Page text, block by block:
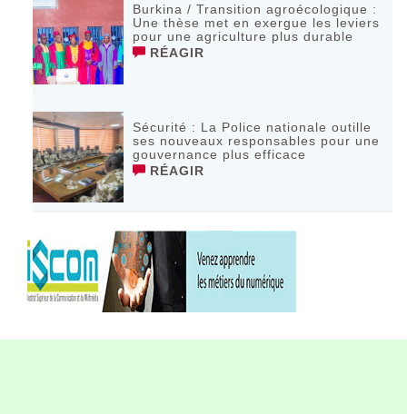
Burkina / Transition agroécologique :
Une thèse met en exergue les leviers
pour une agriculture plus durable
RÉAGIR
Sécurité : La Police nationale outille
ses nouveaux responsables pour une
gouvernance plus efficace
RÉAGIR